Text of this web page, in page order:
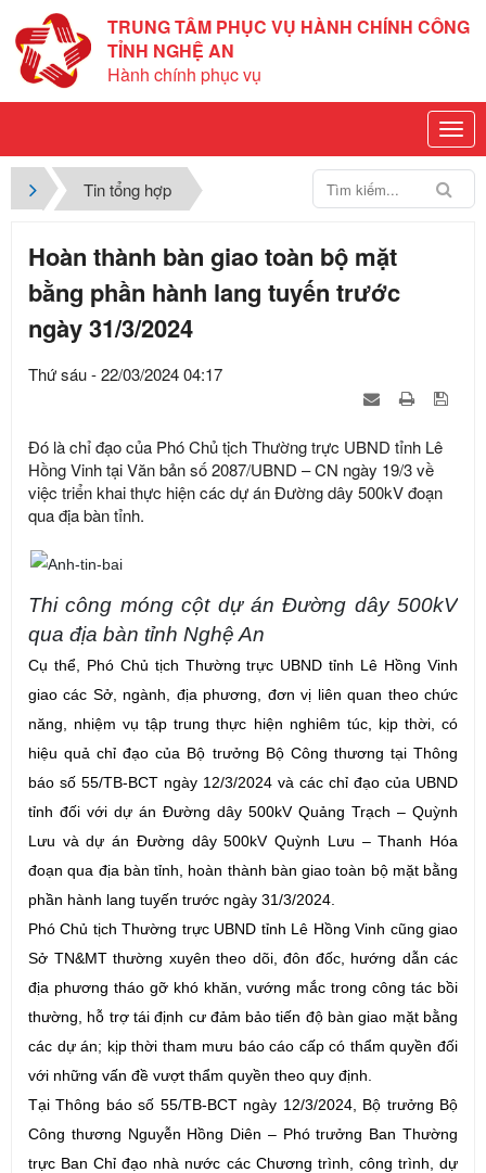
TRUNG TÂM PHỤC VỤ HÀNH CHÍNH CÔNG
TỈNH NGHỆ AN
Hành chính phục vụ
Tin tổng hợp
Hoàn thành bàn giao toàn bộ mặt
bằng phần hành lang tuyến trước
ngày 31/3/2024
Thứ sáu - 22/03/2024 04:17
Đó là chỉ đạo của Phó Chủ tịch Thường trực UBND tỉnh Lê
Hồng Vinh tại Văn bản số 2087/UBND – CN ngày 19/3 về
việc triển khai thực hiện các dự án Đường dây 500kV đoạn
qua địa bàn tỉnh.
Thi công móng cột dự án Đường dây 500kV
qua địa bàn tỉnh Nghệ An
Cụ thể, Phó Chủ tịch Thường trực UBND tỉnh Lê Hồng Vinh
giao các Sở, ngành, địa phương, đơn vị liên quan theo chức
năng, nhiệm vụ tập trung thực hiện nghiêm túc, kịp thời, có
hiệu quả chỉ đạo của Bộ trưởng Bộ Công thương tại Thông
báo số 55/TB-BCT ngày 12/3/2024 và các chỉ đạo của UBND
tỉnh đối với dự án Đường dây 500kV Quảng Trạch – Quỳnh
Lưu và dự án Đường dây 500kV Quỳnh Lưu – Thanh Hóa
đoạn qua địa bàn tỉnh, hoàn thành bàn giao toàn bộ mặt bằng
phần hành lang tuyến trước ngày 31/3/2024.
Phó Chủ tịch Thường trực UBND tỉnh Lê Hồng Vinh cũng giao
Sở TN&MT thường xuyên theo dõi, đôn đốc, hướng dẫn các
địa phương tháo gỡ khó khăn, vướng mắc trong công tác bồi
thường, hỗ trợ tái định cư đảm bảo tiến độ bàn giao mặt bằng
các dự án; kịp thời tham mưu báo cáo cấp có thẩm quyền đối
với những vấn đề vượt thẩm quyền theo quy định.
Tại Thông báo số 55/TB-BCT ngày 12/3/2024, Bộ trưởng Bộ
Công thương Nguyễn Hồng Diên – Phó trưởng Ban Thường
trực Ban Chỉ đạo nhà nước các Chương trình, công trình, dự